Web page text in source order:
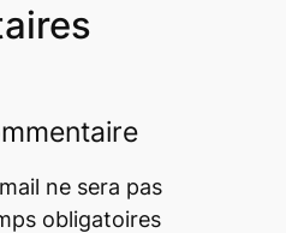
ne sera pas
obligatoires